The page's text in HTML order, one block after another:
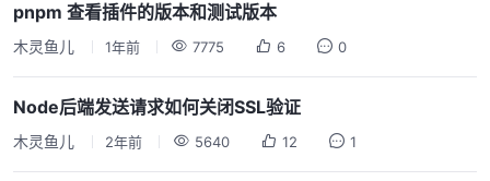
pnpm 查看插件的版本和测试版本
木灵鱼儿 1年前 7775 6 0
Node后端发送请求如何关闭SSL验证
木灵鱼儿 2年前 5640 12 1